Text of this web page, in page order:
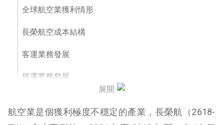
全球航空業獲利情形
長榮航空成本結構
客運業務發展
貨運業務發展
2019年罷工影響
展開
航空業是個獲利極度不穩定的產業，長榮航（2618-